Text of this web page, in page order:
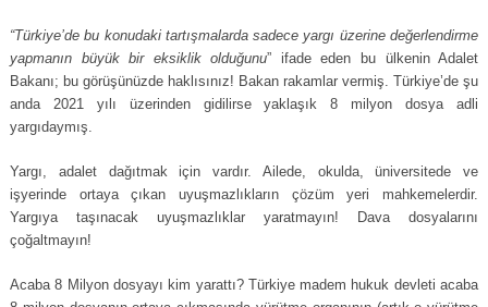
“Türkiye’de bu konudaki tartışmalarda sadece yargı üzerine değerlendirme
yapmanın büyük bir eksiklik olduğunu” ifade eden bu ülkenin Adalet
Bakanı; bu görüşünüzde haklısınız! Bakan rakamlar vermiş. Türkiye’de şu
anda 2021 yılı üzerinden gidilirse yaklaşık 8 milyon dosya adli
yargıdaymış.
Yargı, adalet dağıtmak için vardır. Ailede, okulda, üniversitede ve
işyerinde ortaya çıkan uyuşmazlıkların çözüm yeri mahkemelerdir.
Yargıya taşınacak uyuşmazlıklar yaratmayın! Dava dosyalarını
çoğaltmayın!
Acaba 8 Milyon dosyayı kim yarattı? Türkiye madem hukuk devleti acaba